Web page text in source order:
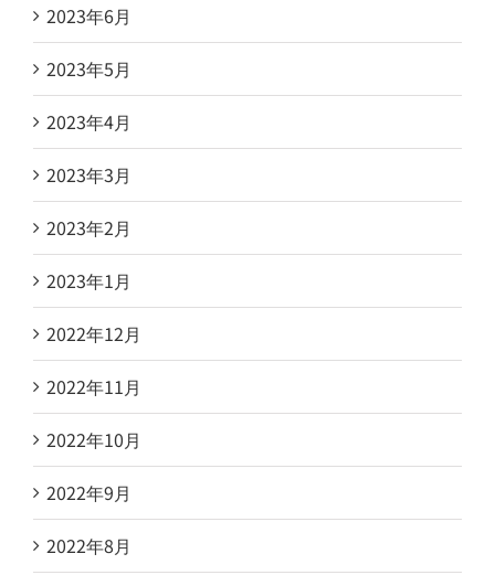
2023年6月
2023年5月
2023年4月
2023年3月
2023年2月
2023年1月
2022年12月
2022年11月
2022年10月
2022年9月
2022年8月